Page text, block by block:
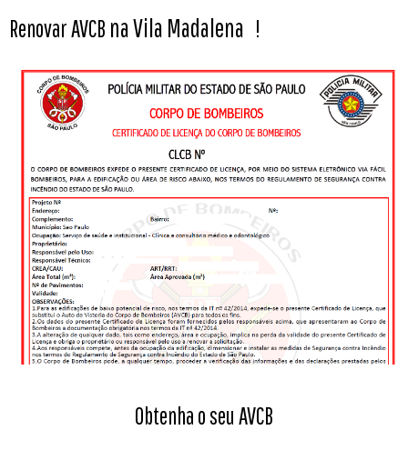
Renovar AVCB na Vila Madalena !
Obtenha o seu AVCB